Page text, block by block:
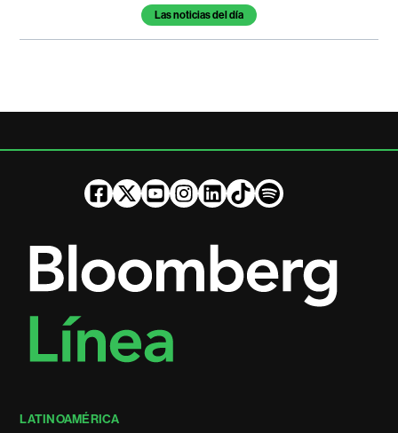
Temas de este artículoLas noticias del día
LATINOAMÉRICA